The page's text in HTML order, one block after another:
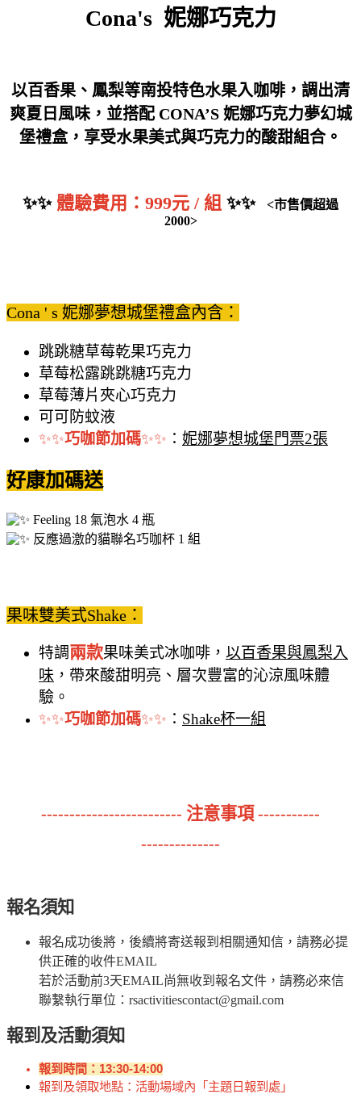
Cona's 妮娜巧克力
以百香果、鳳梨等南投特色水果入咖啡，調出清
爽夏日風味，並搭配 CONA’S 妮娜巧克力夢幻城
堡禮盒，享受水果美式與巧克力的酸甜組合。
✨✨ 體驗費用：999元 / 組 ✨✨
<市售價超過
2000>
Cona ' s 妮娜夢想城堡禮盒內含：
跳跳糖草莓乾果巧克力
草莓松露跳跳糖巧克力
草莓薄片夾心巧克力
可可防蚊液
✨✨巧咖節加碼✨✨ ： 妮娜夢想城堡門票2張
好康加碼送
Feeling 18 氣泡水 4 瓶
反應過激的貓聯名巧咖杯 1 組
果味雙美式Shake：
特調兩款果味美式冰咖啡， 以百香果與鳳梨入
味 ，帶來酸甜明亮、層次豐富的沁涼風味體
驗。
✨✨巧咖節加碼✨✨ ： Shake杯一組
------------------------- 注意事項 -----------
--------------
報名須知
報名成功後將，後續將寄送報到相關通知信，請務必提
供正確的收件EMAIL
若於活動前3天EMAIL尚無收到報名文件，請務必來信
聯繫執行單位：rsactivitiescontact@gmail.com
報到及活動須知
報到時間： 13:30-14:00
報到及領取地點： 活動場域內「主題日報到處」